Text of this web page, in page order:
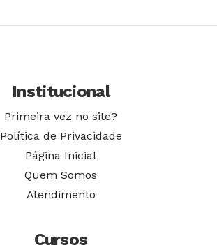
Institucional
Primeira vez no site?
Política de Privacidade
Página Inicial
Quem Somos
Atendimento
Cursos